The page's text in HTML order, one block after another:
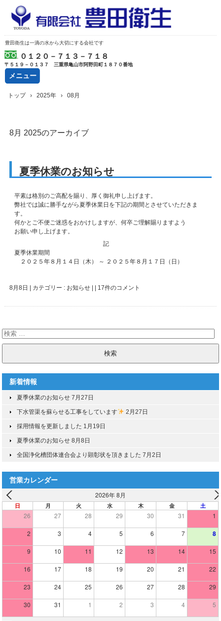
豊田衛生は一滴の水から大切にする会社です
０１２０－７１３－７１８
〒５１９－０１３７ 三重県亀山市阿野田町１８７０番地
メニュー
トップ › 2025年 › 08月
8月 2025のアーカイブ
夏季休業のお知らせ
平素は格別のご高配を賜り、厚く御礼申し上げます。
弊社では誠に勝手ながら夏季休業日を下記の期間とさせていただきま
す。
何かとご不便ご迷惑をおかけしますが、何卒ご理解賜りますよう
お願い申し上げます。
記
夏季休業期間
２０２５年８月１４日（木） ～ ２０２５年８月１７日（日）
8月8日 カテゴリー : お知らせ 17件のコメント
新着情報
夏季休業のお知らせ 7月27日
下水管渠を蘇らせる工事をしています 2月27日
採用情報を更新しました 1月19日
夏季休業のお知らせ 8月8日
全国浄化槽団体連合会より顕彰状を頂きました 7月2日
営業カレンダー
2026年 8月
日 月 火 水 木 金 土
26 27 28 29 30 31 1
2 3 4 5 6 7 8
9 10 11 12 13 14 15
16 17 18 19 20 21 22
23 24 25 26 27 28 29
30 31 1 2 3 4 5